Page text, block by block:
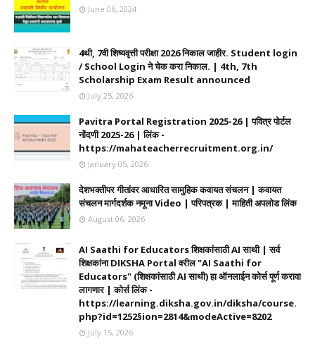
June 06, 2024
4थी, 7वी शिष्यवृत्ती परीक्षा 2026 निकाल जाहीर. Student login
/ School Login ने चेक करा निकाल. | 4th, 7th
Scholarship Exam Result announced
July 25, 2026
Pavitra Portal Registration 2025-26 | पवित्र पोर्टल
नोंदणी 2025-26 | लिंक -
https://mahateacherrecruitment.org.in/
January 05, 2026
देशभक्तीपर गीतांवर आधारित सामुहिक कवायत संचलन | कवायत
संचलन मार्गदर्शक नमूना Video | परिपत्रक | माहिती अपलोड लिंक
August 06, 2026
AI Saathi for Educators शिक्षकांसाठी AI साथी | सर्व
शिक्षकांना DIKSHA Portal वरील "AI Saathi for
Educators" (शिक्षकांसाठी AI साथी) हा ऑनलाईन कोर्स पूर्ण करावा
लागणार | कोर्स लिंक -
https://learning.diksha.gov.in/diksha/course.
php?id=1252§ion=2814&modeActive=8202
July 15, 2026